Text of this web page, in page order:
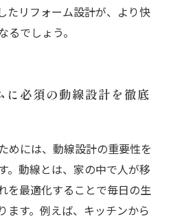
たリフォーム設計が、より快
でしょう。
に必須の動線設計を徹底
めには、動線設計の重要性を
。動線とは、家の中で人が移
を最適化することで毎日の生
ます。例えば、キッチンから